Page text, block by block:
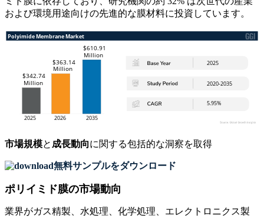
および環境用途向けの先進的な膜材料に投資しています。
市場規模と成長動向に関する包括的な洞察を取得
無料サンプルをダウンロード
ポリイミド膜の市場動向
業界がガス精製、水処理、化学処理、エレクトロニクス製